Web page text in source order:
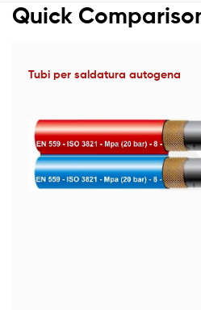
Quick
Tubi per saldatura autogena